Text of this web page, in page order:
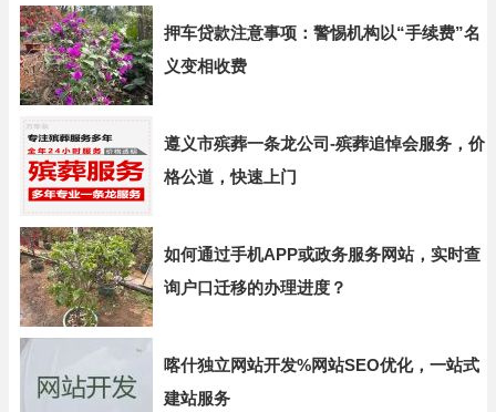
押车贷款注意事项：警惕机构以“手续费”名
义变相收费
遵义市殡葬一条龙公司-殡葬追悼会服务，价
格公道，快速上门
如何通过手机APP或政务服务网站，实时查
询户口迁移的办理进度？
喀什独立网站开发%网站SEO优化，一站式
建站服务